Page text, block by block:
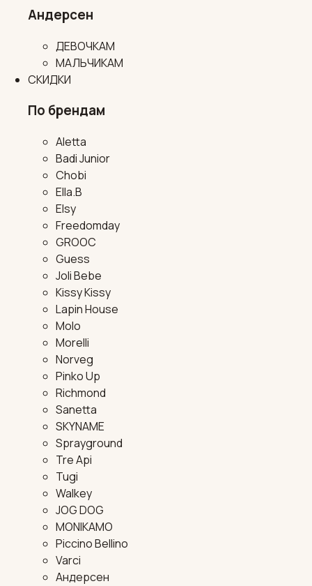
Андерсен
ДЕВОЧКАМ
МАЛЬЧИКАМ
СКИДКИ
По брендам
Aletta
Badi Junior
Chobi
Ella.B
Elsy
Freedomday
GROOC
Guess
Joli Bebe
Kissy Kissy
Lapin House
Molo
Morelli
Norveg
Pinko Up
Richmond
Sanetta
SKYNAME
Sprayground
Tre Api
Tugi
Walkey
JOG DOG
MONIKAMO
Piccino Bellino
Varci
Андерсен